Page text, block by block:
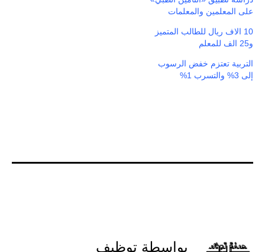
على المعلمين والمعلمات
10 الاف ريال للطالب المتميز
و25 الف للمعلم
التربية تعتزم خفض الرسوب
إلى 3% والتسرب 1%
بواسطة توظيف